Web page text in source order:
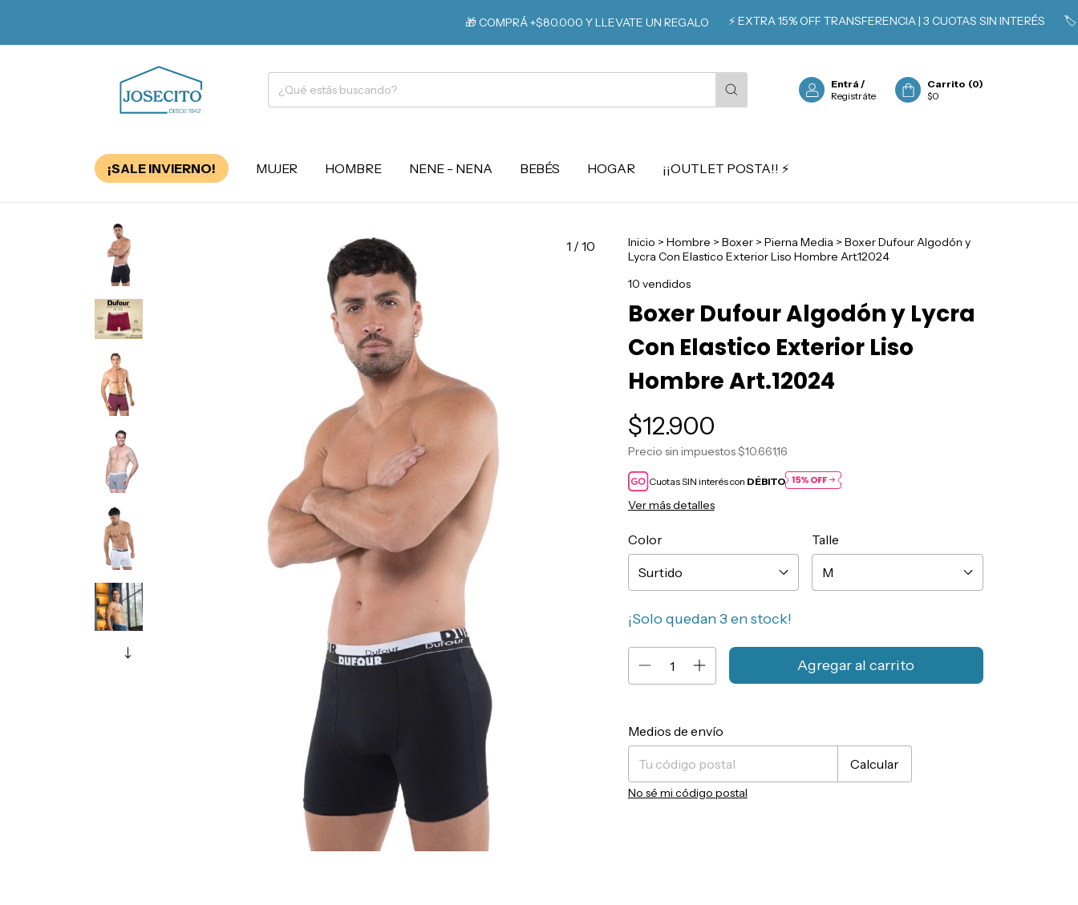
🎁 COMPRÁ +$80.000 Y LLEVATE UN REGALO ⚡️ EXTRA 15% OFF TRANSFERENCIA | 3 CUOTAS SIN INTERÉS 🏷️
Entrá /
Registráte
Carrito (0)
$0
¡SALE INVIERNO! MUJER HOMBRE NENE - NENA BEBÉS HOGAR ¡¡OUTLET POSTA!! ⚡️
1 / 10 Inicio > Hombre > Boxer > Pierna Media > Boxer Dufour Algodón y
Lycra Con Elastico Exterior Liso Hombre Art.12024
10 vendidos
Boxer Dufour Algodón y Lycra
Con Elastico Exterior Liso
Hombre Art.12024
$12.900
Precio sin impuestos$10.661,16
Cuotas SIN interés con DÉBITO
Ver más detalles
Color Talle
¡Solo quedan3en stock!
Entregas para el CP:
Medios de envío
Calcular
No sé mi código postal